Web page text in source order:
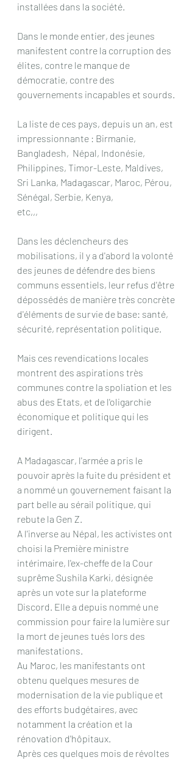
installées dans la société.
Dans le monde entier, des jeunes
manifestent contre la corruption des
élites, contre le manque de
démocratie, contre des
gouvernements incapables et sourds.
La liste de ces pays, depuis un an, est
impressionnante : Birmanie,
Bangladesh,  Népal, Indonésie,
Philippines, Timor-Leste, Maldives,
Sri Lanka, Madagascar, Maroc, Pérou,
Sénégal, Serbie, Kenya,
etc,,,
Dans les déclencheurs des
mobilisations, il y a d'abord la volonté
des jeunes de défendre des biens
communs essentiels, leur refus d'être
dépossédés de manière très concrète
d'éléments de survie de base: santé,
sécurité, représentation politique.
Mais ces revendications locales
montrent des aspirations très
communes contre la spoliation et les
abus des Etats, et de l'oligarchie
économique et politique qui les
dirigent.
A Madagascar, l'armée a pris le
pouvoir après la fuite du président et
a nommé un gouvernement faisant la
part belle au sérail politique, qui
rebute la Gen Z.
A l'inverse au Népal, les activistes ont
choisi la Première ministre
intérimaire, l'ex-cheffe de la Cour
suprême Sushila Karki, désignée
après un vote sur la plateforme
Discord. Elle a depuis nommé une
commission pour faire la lumière sur
la mort de jeunes tués lors des
manifestations.
Au Maroc, les manifestants ont
obtenu quelques mesures de
modernisation de la vie publique et
des efforts budgétaires, avec
notamment la création et la
rénovation d'hôpitaux.
Après ces quelques mois de révoltes